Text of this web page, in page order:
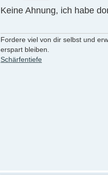
Keine Ahnung, ich habe
Fordere viel von dir selbst und
erspart bleiben.
Schärfentiefe